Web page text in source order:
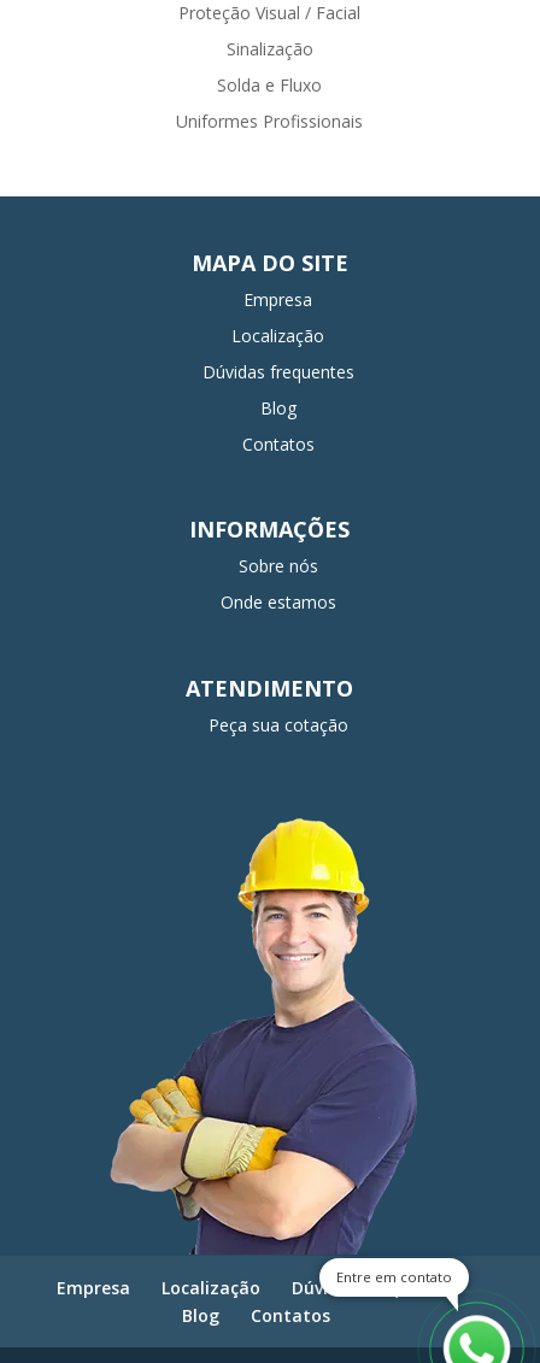
Proteção Visual / Facial
Sinalização
Solda e Fluxo
Uniformes Profissionais
MAPA DO SITE
Empresa
Localização
Dúvidas frequentes
Blog
Contatos
INFORMAÇÕES
Sobre nós
Onde estamos
ATENDIMENTO
Peça sua cotação
Empresa Localização
Dúvidas frequentes
Blog
Contatos
Entre em contato